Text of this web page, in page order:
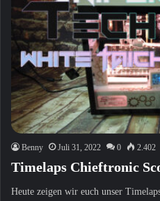
Benny Juli 31, 2022 0 2.402
Timelaps Chieftronic
Heute zeigen wir euch unser